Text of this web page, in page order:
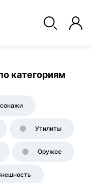
категориям
Утилиты
Оружее